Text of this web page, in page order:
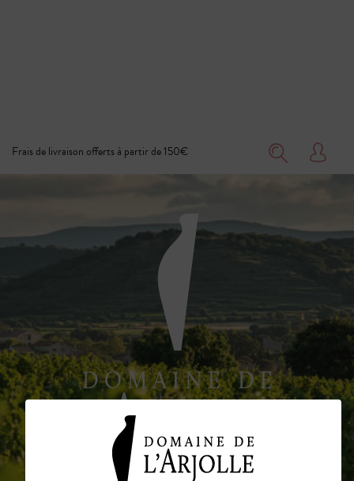
Frais de livraison offerts à partir de 150€